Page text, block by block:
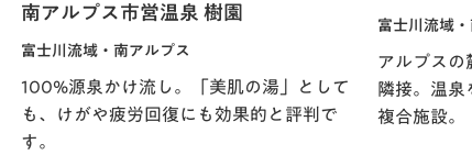
南アルプス市営温泉 樹園
富士川流域・南アルプス
100%源泉かけ流し。「美肌の湯」として
も、けがや疲労回復にも効果的と評判で
す。
富士川流域
アルプスの
隣接。温泉
複合施設。